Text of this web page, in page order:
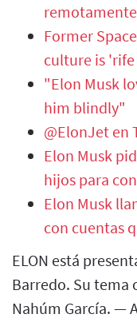
Former
culture is
"Elon Musk
him blindly"
@ElonJet en
Elon Musk
hijos para
Elon Musk
con cuentas
ELON está
Barredo. Su tema
Nahúm García. —